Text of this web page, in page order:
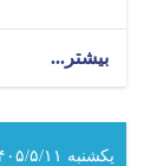
بیشتر...
یکشنبه ۱۴۰۵/۵/۱۱ - ۱۴:۷